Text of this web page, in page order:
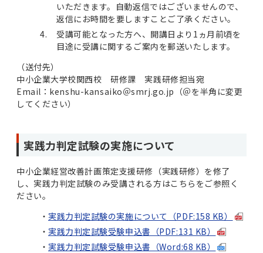
いただきます。自動返信ではございませんので、
返信にお時間を要しますことご了承ください。
受講可能となった方へ、開講日より1ヵ月前頃を
目途に受講に関するご案内を郵送いたします。
（送付先）
中小企業大学校関西校 研修課 実践研修担当宛
Email：kenshu-kansaiko＠smrj.go.jp（＠を半角に変更
してください）
実践力判定試験の実施について
中小企業経営改善計画策定支援研修（実践研修）を修了
し、実践力判定試験のみ受講される方はこちらをご参照く
ださい。
実践力判定試験の実施について（PDF:158 KB）
実践力判定試験受験申込書（PDF:131 KB）
実践力判定試験受験申込書（Word:68 KB）